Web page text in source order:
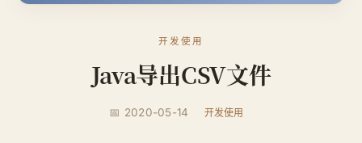
开发使用
Java导出CSV文件
📅 2020-05-14 开发使用